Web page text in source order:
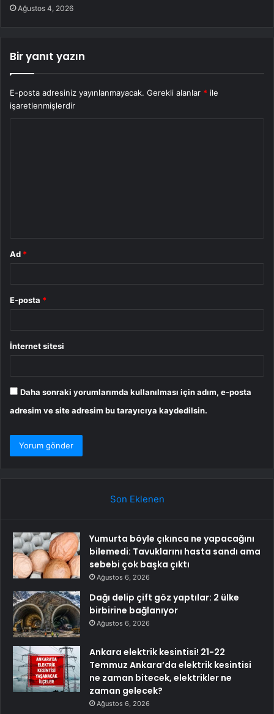
Ağustos 4, 2026
Bir yanıt yazın
E-posta adresiniz yayınlanmayacak. Gerekli alanlar * ile
işaretlenmişlerdir
Ad *
E-posta *
İnternet sitesi
Daha sonraki yorumlarımda kullanılması için adım, e-posta
adresim ve site adresim bu tarayıcıya kaydedilsin.
Son Eklenen
Yumurta böyle çıkınca ne yapacağını
bilemedi: Tavuklarını hasta sandı ama
sebebi çok başka çıktı
Ağustos 6, 2026
Dağı delip çift göz yaptılar: 2 ülke
birbirine bağlanıyor
Ağustos 6, 2026
Ankara elektrik kesintisi! 21-22
Temmuz Ankara’da elektrik kesintisi
ne zaman bitecek, elektrikler ne
zaman gelecek?
Ağustos 6, 2026